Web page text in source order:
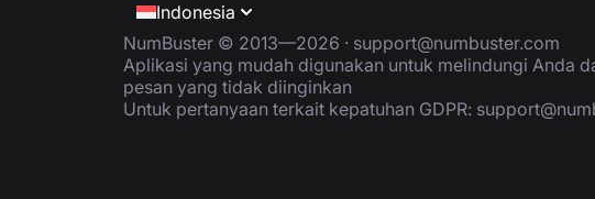
Indonesia
NumBuster © 2013—2026 · support@numbuster.com
Aplikasi yang mudah digunakan untuk melindungi Anda
pesan yang tidak diinginkan
Untuk pertanyaan terkait kepatuhan GDPR: